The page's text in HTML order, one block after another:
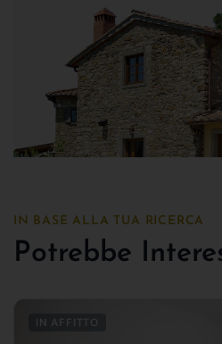
IN BASE ALLA TUA RICERCA
Potrebbe
IN AFFITTO